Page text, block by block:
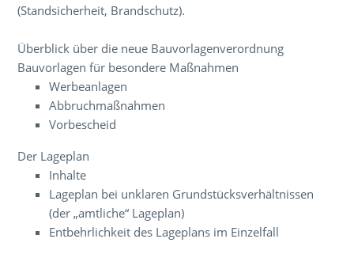
(Standsicherheit, Brandschutz).
Überblick über die neue Bauvorlagenverordnung
Bauvorlagen für besondere Maßnahmen
Werbeanlagen
Abbruchmaßnahmen
Vorbescheid
Der Lageplan
Inhalte
Lageplan bei unklaren Grundstücksverhältnissen
(der „amtliche“ Lageplan)
Entbehrlichkeit des Lageplans im Einzelfall